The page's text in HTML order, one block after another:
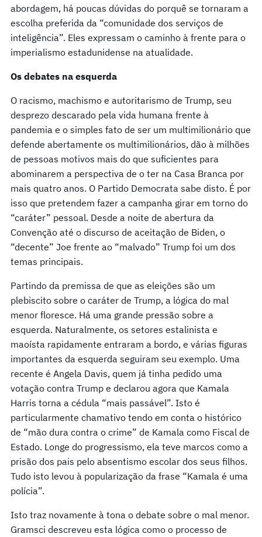
abordagem, há poucas dúvidas do porquê se tornaram a
escolha preferida da “comunidade dos serviços de
inteligência”. Eles expressam o caminho à frente para o
imperialismo estadunidense na atualidade.
Os debates na esquerda
O racismo, machismo e autoritarismo de Trump, seu
desprezo descarado pela vida humana frente à
pandemia e o simples fato de ser um multimilionário que
defende abertamente os multimilionários, dão à milhões
de pessoas motivos mais do que suficientes para
abominarem a perspectiva de o ter na Casa Branca por
mais quatro anos. O Partido Democrata sabe disto. É por
isso que pretendem fazer a campanha girar em torno do
“caráter” pessoal. Desde a noite de abertura da
Convenção até o discurso de aceitação de Biden, o
“decente” Joe frente ao “malvado” Trump foi um dos
temas principais.
Partindo da premissa de que as eleições são um
plebiscito sobre o caráter de Trump, a lógica do mal
menor floresce. Há uma grande pressão sobre a
esquerda. Naturalmente, os setores estalinista e
maoísta rapidamente entraram a bordo, e várias figuras
importantes da esquerda seguiram seu exemplo. Uma
recente é Angela Davis, quem já tinha pedido uma
votação contra Trump e declarou agora que Kamala
Harris torna a cédula “mais passável”. Isto é
particularmente chamativo tendo em conta o histórico
de “mão dura contra o crime” de Kamala como Fiscal de
Estado. Longe do progressismo, ela teve marcos como a
prisão dos pais pelo absentismo escolar dos seus filhos.
Tudo isto levou à popularização da frase “Kamala é uma
polícia”.
Isto traz novamente à tona o debate sobre o mal menor.
Gramsci descreveu esta lógica como o processo de